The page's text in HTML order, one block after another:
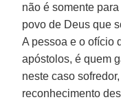
não é somente para
povo de Deus que
A pessoa e o ofício
apóstolos, é quem
neste caso
reconhecimento